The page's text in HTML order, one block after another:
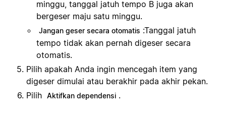
minggu, tanggal jatuh tempo B juga akan
bergeser maju satu minggu.
Jangan geser secara otomatis :Tanggal jatuh
tempo tidak akan pernah digeser secara
otomatis.
Pilih apakah Anda ingin mencegah item yang
digeser dimulai atau berakhir pada akhir pekan.
Pilih Aktifkan dependensi .